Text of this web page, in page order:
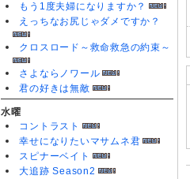
もう1度夫婦になりますか？
えっちなお尻じゃダメですか？
クロスロード～救命救急の約束～
さよならノワール
君の好きは無敵
水曜
コントラスト
幸せになりたいマサムネ君
スピナーベイト
大追跡 Season2